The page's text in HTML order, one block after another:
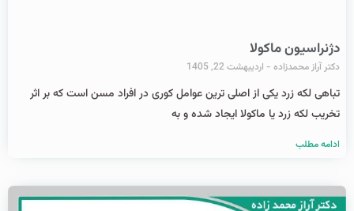
دژنراسیون ماکولا
دکتر آراز محمدزاده اردیبهشت 22, 1405
تباهی لکه زرد یکی از اصلی ترین عوامل کوری در افراد مسن است که بر اثر
تخریب لکه زرد یا ماکولا ایجاد شده و به
ادامه مطلب